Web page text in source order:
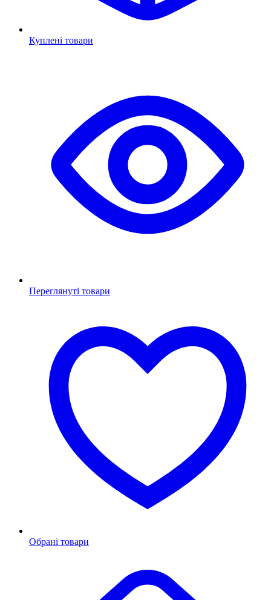
Куплені товари
Переглянуті товари
Обрані товари